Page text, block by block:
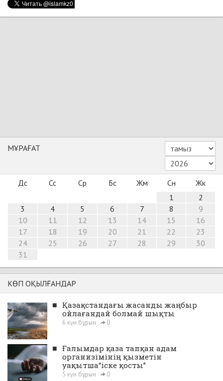
МҰРАҒАТ
Дс Сс Ср Бс Жм Сн
Жк
1
2
3
4 5 6 7 8
9
10
11 12 13 14 15
16
17
18 19 20 21 22
23
24
25 26 27 28 29
30
31
КӨП ОҚЫЛҒАНДАР
■ Қазақстандағы жасанды жаңбыр
ойлағандай болмай шықты
6 күн бұрын 0
■ Ғалымдар қаза тапқан адам
организімінің қызметін
уақытша“іске қосты”
5 күн бұрын 0